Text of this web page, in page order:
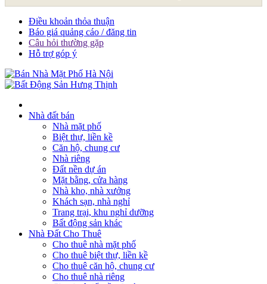
Điều khoản thỏa thuận
Báo giá quảng cáo / đăng tin
Câu hỏi thường gặp
Hỗ trợ góp ý
Nhà đất bán
Nhà mặt phố
Biệt thự, liền kề
Căn hộ, chung cư
Nhà riêng
Đất nền dự án
Mặt bằng, cửa hàng
Nhà kho, nhà xưởng
Khách sạn, nhà nghỉ
Trang trại, khu nghỉ dưỡng
Bất động sản khác
Nhà Đất Cho Thuê
Cho thuê nhà mặt phố
Cho thuê biệt thự, liền kề
Cho thuê căn hộ, chung cư
Cho thuê nhà riêng